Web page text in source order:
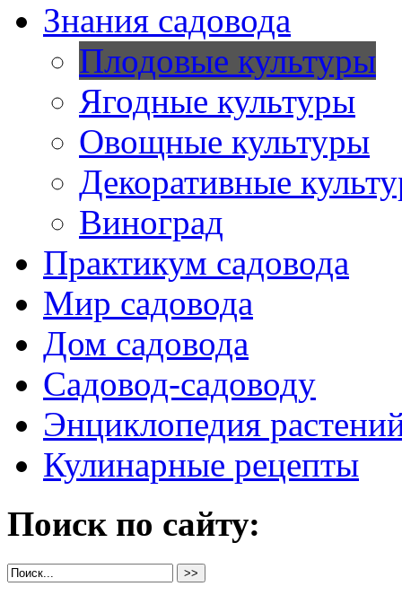
Знания садовода
Плодовые культуры
Ягодные культуры
Овощные культуры
Декоративные
Виноград
Практикум садовода
Мир садовода
Дом садовода
Садовод-садоводу
Энциклопедия
Кулинарные рецепты
Поиск по сайту: